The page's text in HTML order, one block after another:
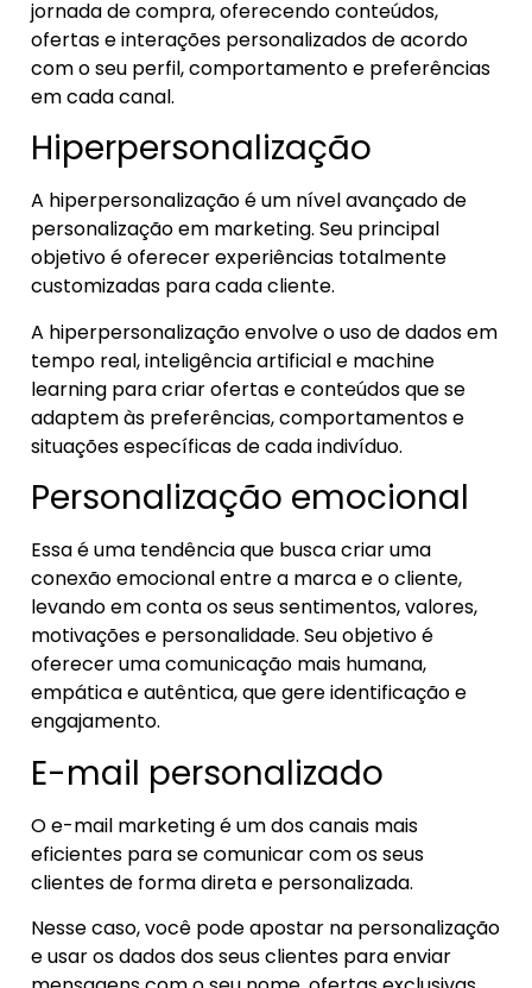
jornada de compra, oferecendo conteúdos,
ofertas e interações personalizados de acordo
com o seu perfil, comportamento e preferências
em cada canal.
Hiperpersonalização
A hiperpersonalização é um nível avançado de
personalização em marketing. Seu principal
objetivo é oferecer experiências totalmente
customizadas para cada cliente.
A hiperpersonalização envolve o uso de dados em
tempo real, inteligência artificial e machine
learning para criar ofertas e conteúdos que se
adaptem às preferências, comportamentos e
situações específicas de cada indivíduo.
Personalização emocional
Essa é uma tendência que busca criar uma
conexão emocional entre a marca e o cliente,
levando em conta os seus sentimentos, valores,
motivações e personalidade. Seu objetivo é
oferecer uma comunicação mais humana,
empática e autêntica, que gere identificação e
engajamento.
E-mail personalizado
O e-mail marketing é um dos canais mais
eficientes para se comunicar com os seus
clientes de forma direta e personalizada.
Nesse caso, você pode apostar na personalização
e usar os dados dos seus clientes para enviar